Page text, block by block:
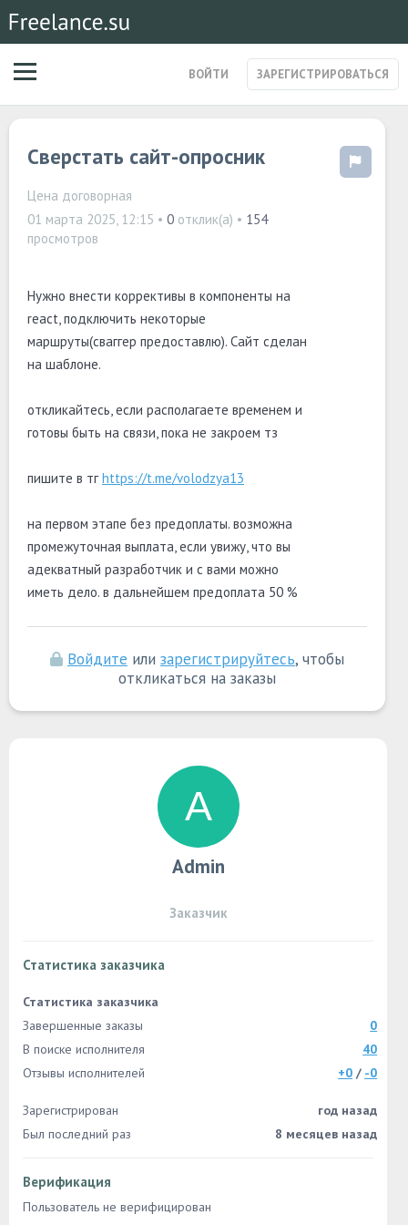
ВОЙТИ ЗАРЕГИСТРИРОВАТЬСЯ
МАГАЗИН УСЛУГ
СТАРТАПЫ
ПОСТЫ
Сверстать сайт-опросник
Цена договорная
01 марта 2025, 12:15 • 0 отклик(а) • 154
просмотров
Нужно внести коррективы в компоненты на
react, подключить некоторые
маршруты(сваггер предоставлю). Сайт сделан
на шаблоне.
откликайтесь, если располагаете временем и
готовы быть на связи, пока не закроем тз
пишите в тгhttps://t.me/volodzya13
на первом этапе без предоплаты. возможна
промежуточная выплата, если увижу, что вы
адекватный разработчик и с вами можно
иметь дело. в дальнейшем предоплата 50 %
Войдите или зарегистрируйтесь, чтобы
откликаться на заказы
Admin
Заказчик
Статистика заказчика
Статистика заказчика
Завершенные заказы
0
В поиске исполнителя
40
Отзывы исполнителей
+0 / -0
Зарегистрирован
год назад
Был последний раз
8 месяцев назад
Верификация
Пользователь не верифицирован